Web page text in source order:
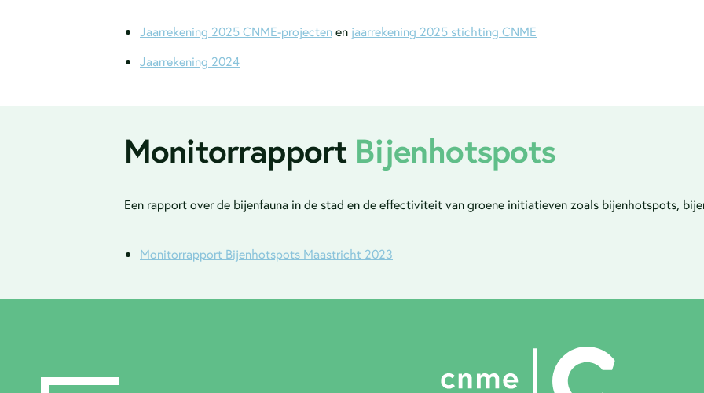
Jaarrekening 2025 CNME-projectenen jaarrekening 2025 stichting CNME
Jaarrekening 2024
Monitorrapport Bijenhotspots
Een rapport over de bijenfauna in de stad en de effectiviteit van groene initiatieven zoals bijenhotspots,
Monitorrapport Bijenhotspots Maastricht 2023